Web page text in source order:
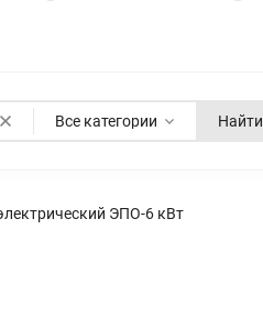
Все категории Найти
ЭПО-6 кВт